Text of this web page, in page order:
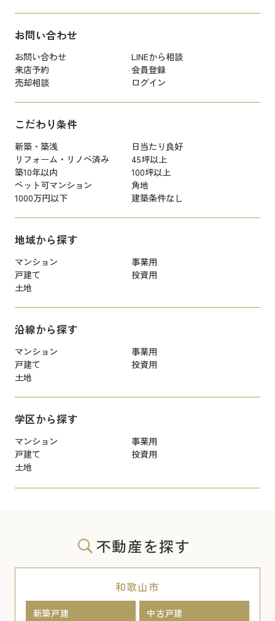
お問い合わせ
お問い合わせ
LINEから相談
来店予約
会員登録
売却相談
ログイン
こだわり条件
新築・築浅
日当たり良好
リフォーム・リノベ済み
45坪以上
築10年以内
100坪以上
ペット可マンション
角地
1000万円以下
建築条件なし
地域から探す
マンション
事業用
戸建て
投資用
土地
沿線から探す
マンション
事業用
戸建て
投資用
土地
学区から探す
マンション
事業用
戸建て
投資用
土地
不動産を探す
和歌山市
新築戸建 中古戸建